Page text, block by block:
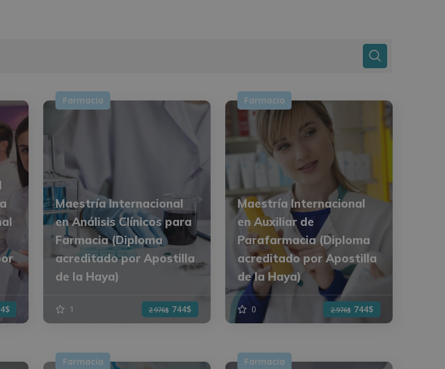
Farmacia
Maestría Internacional
en Análisis Clínicos para
Farmacia (Diploma
acreditado por Apostilla
de la Haya)
1 2.976$ 744$
Farmacia
Maestría Internacional
en Auxiliar de
Parafarmacia (Diploma
acreditado por Apostilla
de la Haya)
0 2.976$ 744$
Farmacia Farmacia